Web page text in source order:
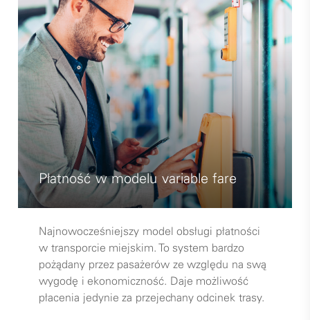
Płatność w modelu variable fare
Najnowocześniejszy model obsługi płatności
w transporcie miejskim. To system bardzo
pożądany przez pasażerów ze względu na swą
wygodę i ekonomiczność. Daje możliwość
płacenia jedynie za przejechany odcinek trasy.